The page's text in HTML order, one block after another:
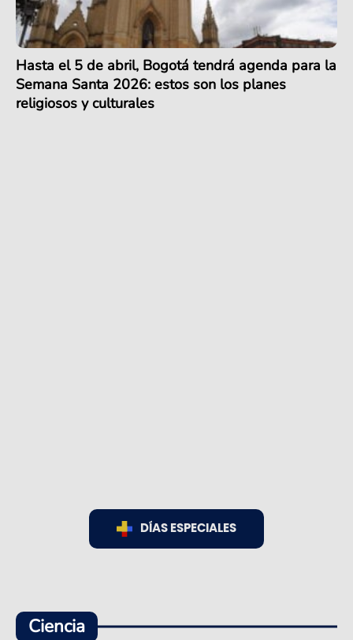
Hasta el 5 de abril, Bogotá tendrá agenda para la
Semana Santa 2026: estos son los planes
religiosos y culturales
DÍAS ESPECIALES
Ciencia